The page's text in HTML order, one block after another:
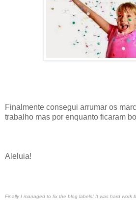
Finalmente consegui arrumar os
trabalho mas por enquanto ficaram
Aleluia!
Finally I managed to fix the blog labels! It was hard work